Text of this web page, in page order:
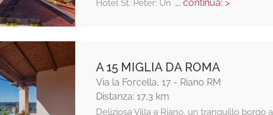
Hotel St. Peter: Un
A 15 MIGLIA DA ROMA
Via la Forcella, 17 - Riano RM
Distanza: 17,3 km
Deliziosa Villa a Riano, un tranquillo borgo a